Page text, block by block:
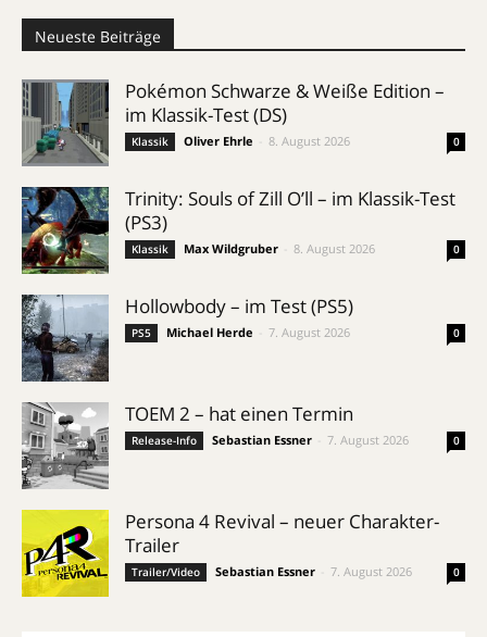
Neueste Beiträge
Pokémon Schwarze & Weiße Edition –
im Klassik-Test (DS)
Klassik Oliver Ehrle 8. August 2026 0
Trinity: Souls of Zill O’ll – im Klassik-Test
(PS3)
Klassik Max Wildgruber 8. August 2026 0
Hollowbody – im Test (PS5)
PS5 Michael Herde 7. August 2026 0
TOEM 2 – hat einen Termin
Release-Info Sebastian Essner 7. August 2026 0
Persona 4 Revival – neuer Charakter-
Trailer
Trailer/Video Sebastian Essner 7. August 2026 0